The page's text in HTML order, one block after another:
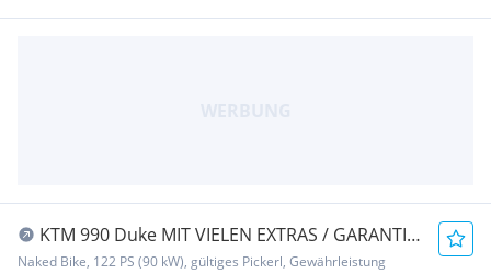
KTM 990 Duke MIT VIELEN EXTRAS / GARANTIE
BIS APRIL...
Naked Bike, 122 PS (90 kW), gültiges Pickerl, Gewährleistung